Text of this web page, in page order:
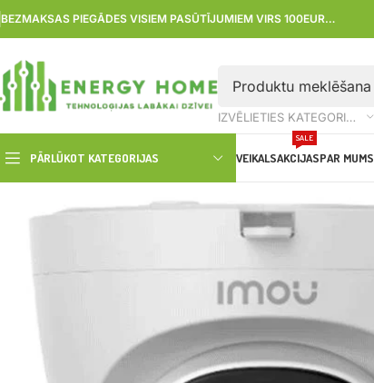
BEZMAKSAS PIEGĀDES VISIEM PASŪTĪJUMIEM VIRS 100EUR…
IZVĒLIETIES KATEGORIJU
PĀRLŪKOT KATEGORIJAS VEIKALSAKCIJAS
SALE
PAR MUMS